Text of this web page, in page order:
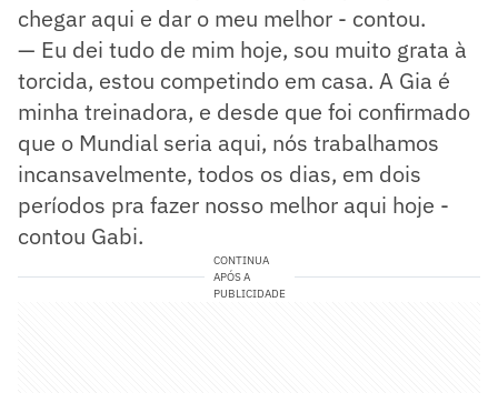
chegar aqui e dar o meu melhor - contou.
— Eu dei tudo de mim hoje, sou muito grata à
torcida, estou competindo em casa. A Gia é
minha treinadora, e desde que foi confirmado
que o Mundial seria aqui, nós trabalhamos
incansavelmente, todos os dias, em dois
períodos pra fazer nosso melhor aqui hoje -
contou Gabi.
CONTINUA
APÓS A
PUBLICIDADE